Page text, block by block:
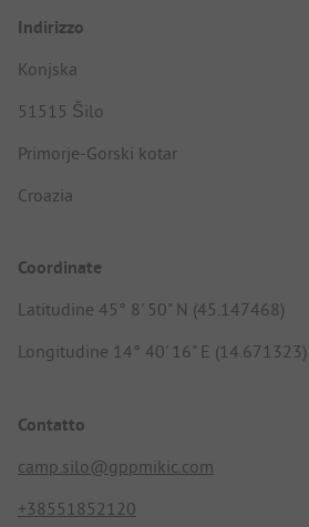
Indirizzo
Konjska
51515 Šilo
Primorje-Gorski kotar
Croazia
Coordinate
Latitudine 45° 8' 50" N (45.147468)
Longitudine 14° 40' 16" E (14.671323)
Contatto
camp.silo@gppmikic.com
+38551852120